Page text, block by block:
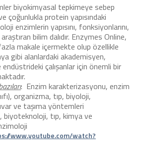
biyokimyasal tepkimeye sebep
çoğunlukla protein yapısındaki
enzimlerin yapısını, fonksiyonlarını,
bilim dalıdır. Enzymes Online,
makale içermekte olup özellikle
gibi alanlardaki akademisyen,
çalışanlar için önemli bir
: Enzim karakterizasyonu, enzim
organizma, tıp, biyoloji,
ve taşıma yöntemleri
biyoteknoloji, tıp, kimya ve
www.youtube.com/watch?